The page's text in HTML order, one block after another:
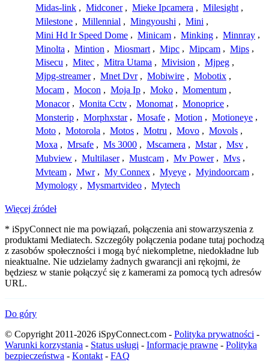
Midas-link , Midconer , Mieke Ipcamera , Milesight ,
Milestone , Millennial , Mingyoushi , Mini ,
Mini Hd Ir Speed Dome , Minicam , Minking , Minnray ,
Minolta , Mintion , Miosmart , Mipc , Mipcam , Mips ,
Misecu , Mitec , Mitra Utama , Mivision , Mjpeg ,
Mjpg-streamer , Mnet Dvr , Mobiwire , Mobotix ,
Mocam , Mocon , Moja Ip , Moko , Momentum ,
Monacor , Monita Cctv , Monomat , Monoprice ,
Monsterip , Morphxstar , Mosafe , Motion , Motioneye ,
Moto , Motorola , Motos , Motru , Movo , Movols ,
Moxa , Mrsafe , Ms 3000 , Mscamera , Mstar , Msv ,
Mubview , Multilaser , Mustcam , Mv Power , Mvs ,
Mvteam , Mwr , My Connex , Myeye , Myindoorcam ,
Mymology , Mysmartvideo , Mytech
Więcej źródeł
* iSpyConnect nie ma powiązań, połączenia ani stowarzyszenia z
produktami Mediatech. Szczegóły połączenia podane tutaj pochodzą
z zasobów społeczności i mogą być niekompletne, niedokładne lub
nieaktualne. Nie udzielamy żadnych gwarancji ani rękojmi, że
będziesz w stanie połączyć się z kamerami za pomocą tych adresów
URL.
Do góry
© Copyright 2011-2026 iSpyConnect.com - Polityka prywatności -
Warunki korzystania - Status usługi - Informacje prawne - Polityka
bezpieczeństwa - Kontakt - FAQ